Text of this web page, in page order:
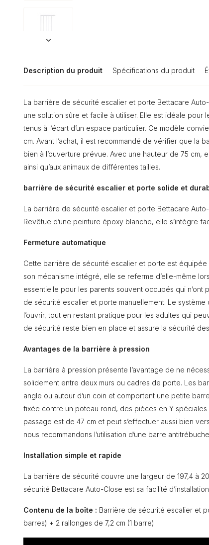
Description du produit Spécifications du produit
La barrière de sécurité escalier et porte Bettacare
une solution sûre et facile à utiliser. Elle est idéale
tenus à l’écart d’un espace particulier. Ce modèle
cm. Avant l’achat, il est recommandé de vérifier que
bien à l’ouverture prévue. Avec une hauteur de 75
ainsi qu’aux animaux de différentes tailles.
barrière de sécurité escalier et porte solide et
La barrière de sécurité escalier et porte Bettacare
Revêtue d’une peinture époxy blanche, elle s’intègre
Fermeture automatique
Cette barrière de sécurité escalier et porte est
son mécanisme intégré, elle se referme d’elle-même
essentielle pour les parents souvent occupés qui n’ont
de sécurité escalier et porte manuellement. Le
l’ouvrir, tout en restant pratique pour les adultes qui
de sécurité reste bien en place et assure la sécurité
Avantages de la barrière à pression
La barrière à pression présente l’avantage de ne
solidement entre deux murs ou cadres de porte. Les
angle ou autour d’un coin et comportent une petite
fixée contre un poteau rond, des pièces en Y spéciales
passage est de 47 cm et peut s’effectuer aussi bien
nous recommandons l’utilisation d’une barre
Installation simple et rapide
La barrière de sécurité couvre une largeur de 197,4 à
sécurité Bettacare Auto-Close est sa facilité
Contenu de la boîte : Barrière de sécurité escalier et
barres) + 2 rallonges de 7,2 cm (1 barre)